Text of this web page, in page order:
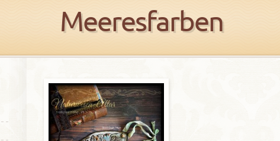
Meeresfarben